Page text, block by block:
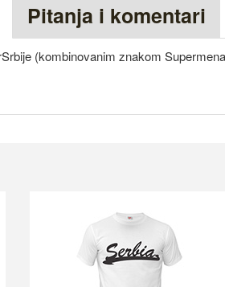
Pitanja i komentari
(kombinovanim znakom